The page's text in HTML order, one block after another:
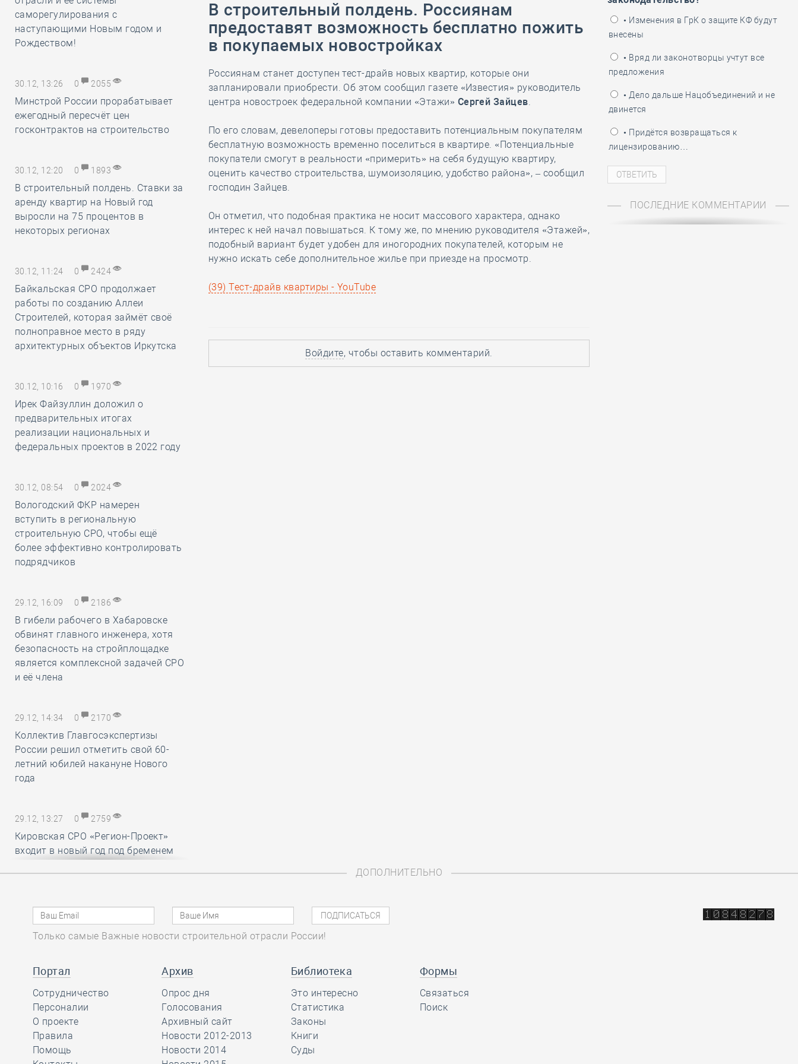
28 мая
саморегулирования с
наступающими Новым годом и
Рождеством!
30.12, 13:26 0 2055
Минстрой России прорабатывает
ежегодный пересчёт цен
госконтрактов на строительство
30.12, 12:20 0 1893
В строительный полдень. Ставки за
аренду квартир на Новый год
выросли на 75 процентов в
некоторых регионах
30.12, 11:24 0 2424
Байкальская СРО продолжает
работы по созданию Аллеи
Строителей, которая займёт своё
полноправное место в ряду
архитектурных объектов Иркутска
30.12, 10:16 0 1970
Ирек Файзуллин доложил о
предварительных итогах
реализации национальных и
федеральных проектов в 2022 году
30.12, 08:54 0 2024
Вологодский ФКР намерен
вступить в региональную
строительную СРО, чтобы ещё
более эффективно контролировать
подрядчиков
29.12, 16:09 0 2186
В гибели рабочего в Хабаровске
обвинят главного инженера, хотя
безопасность на стройплощадке
является комплексной задачей СРО
и её члена
29.12, 14:34 0 2170
Коллектив Главгосэкспертизы
России решил отметить свой 60-
летний юбилей накануне Нового
года
29.12, 13:27 0 2759
Кировская СРО «Регион-Проект»
входит в новый год под бременем
29.12, 12:25 0 1719
В строительный полдень. Ввод
жилья в России впервые достиг
за год
29.12, 11:28 0
Ирек Файзуллин поблагодарил
Анвара Шамузафарова за участие
в подготовке и проведении II
В строительный полдень. Россиянам
предоставят возможность бесплатно пожить
в покупаемых новостройках
Россиянам станет доступен тест-драйв новых квартир, которые они
запланировали приобрести. Об этом сообщил газете «Известия» руководитель
центра новостроек федеральной компании «Этажи» Сергей Зайцев.
По его словам, девелоперы готовы предоставить потенциальным покупателям
бесплатную возможность временно поселиться в квартире. «Потенциальные
покупатели смогут в реальности «примерить» на себя будущую квартиру,
оценить качество строительства, шумоизоляцию, удобство района», – сообщил
господин Зайцев.
Он отметил, что подобная практика не носит массового характера, однако
интерес к ней начал повышаться. К тому же, по мнению руководителя «Этажей»,
подобный вариант будет удобен для иногородних покупателей, которым не
нужно искать себе дополнительное жилье при приезде на просмотр.
(39) Тест-драйв квартиры - YouTube
Войдите, чтобы оставить комментарий.
• Изменения в ГрК о защите КФ будут
внесены
• Вряд ли законотворцы учтут все
предложения
• Дело дальше Нацобъединений и не
двинется
• Придётся возвращаться к
лицензированию…
ПОСЛЕДНИЕ КОММЕНТАРИИ
ДОПОЛНИТЕЛЬНО
Только самые Важные новости строительной отрасли России!
Портал
Сотрудничество
Персоналии
О проекте
Правила
Помощь
Архив
Опрос дня
Голосования
Архивный сайт
Новости 2012-2013
Новости 2014
Библиотека
Это интересно
Статистика
Законы
Книги
Суды
Формы
Связаться
Поиск